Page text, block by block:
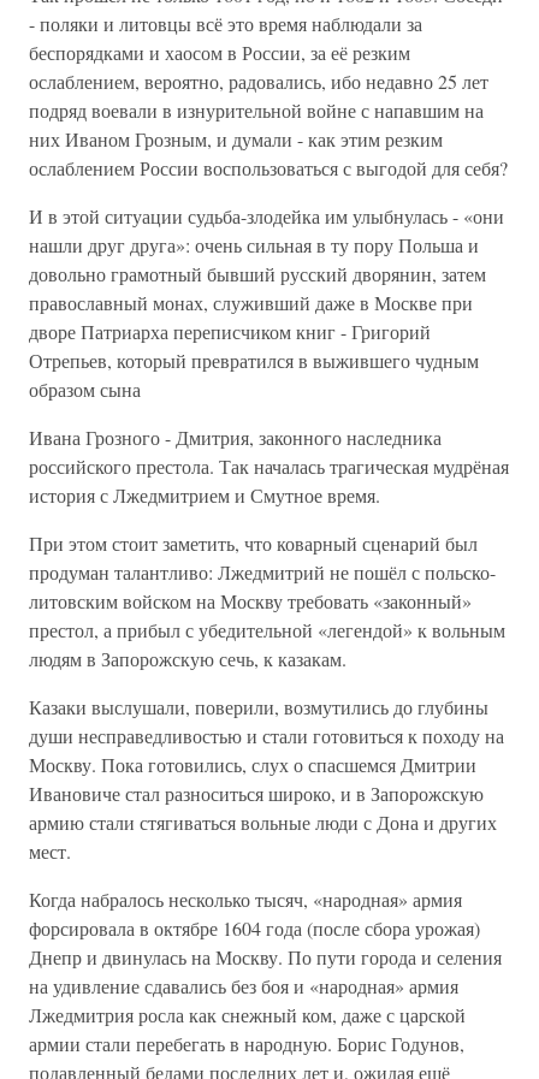
- поляки и литовцы всё это время наблюдали за
беспорядками и хаосом в России, за её резким
ослаблением, вероятно, радовались, ибо недавно 25 лет
подряд воевали в изнурительной войне с напавшим на
них Иваном Грозным, и думали - как этим резким
ослаблением России воспользоваться с выгодой для себя?
И в этой ситуации судьба-злодейка им улыбнулась - «они
нашли друг друга»: очень сильная в ту пору Польша и
довольно грамотный бывший русский дворянин, затем
православный монах, служивший даже в Москве при
дворе Патриарха переписчиком книг - Григорий
Отрепьев, который превратился в выжившего чудным
образом сына
Ивана Грозного - Дмитрия, законного наследника
российского престола. Так началась трагическая мудрёная
история с Лжедмитрием и Смутное время.
При этом стоит заметить, что коварный сценарий был
продуман талантливо: Лжедмитрий не пошёл с польско-
литовским войском на Москву требовать «законный»
престол, а прибыл с убедительной «легендой» к вольным
людям в Запорожскую сечь, к казакам.
Казаки выслушали, поверили, возмутились до глубины
души несправедливостью и стали готовиться к походу на
Москву. Пока готовились, слух о спасшемся Дмитрии
Ивановиче стал разноситься широко, и в Запорожскую
армию стали стягиваться вольные люди с Дона и других
мест.
Когда набралось несколько тысяч, «народная» армия
форсировала в октябре 1604 года (после сбора урожая)
Днепр и двинулась на Москву. По пути города и селения
на удивление сдавались без боя и «народная» армия
Лжедмитрия росла как снежный ком, даже с царской
армии стали перебегать в народную. Борис Годунов,
подавленный бедами последних лет и, ожидая ещё